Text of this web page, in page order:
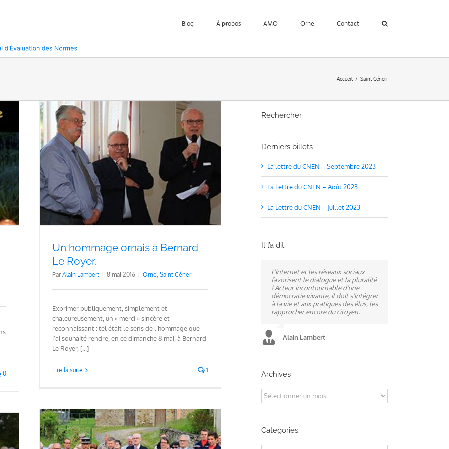
Blog À propos AMO Orne Contact
Accueil Saint Céneri
0
Un hommage ornais à Bernard
Le Royer.
ParAlain Lambert 8 mai 2016 Orne, Saint Céneri
Exprimer publiquement, simplement et
chaleureusement, un « merci » sincère et
reconnaissant : tel était le sens de l’hommage que
j’ai souhaité rendre, en ce dimanche 8 mai, à Bernard
Le Royer, [...]
Lire la suite 1
Rechercher
Derniers billets
La lettre du CNEN – Septembre 2023
La Lettre du CNEN – Août 2023
La Lettre du CNEN – Juillet 2023
Il l’a dit…
L’Internet et les réseaux sociaux
favorisent le dialogue et la pluralité
! Acteur incontournable d’une
démocratie vivante, il doit s’intégrer
à la vie et aux pratiques des élus, les
rapprocher encore du citoyen.
Alain Lambert
Ne pas subir, mais construire son
destin, telle est la philosophie qui
n’a cessé de mobiliser la ville
d’Alençon, son agglomération et
ses élus.
A mes yeux, la politique est
synonyme de service : un sénateur
doit être au service des élus et des
communes comme un maire sait si
bien l’être au service des habitants.
Archives
Archives
Categories